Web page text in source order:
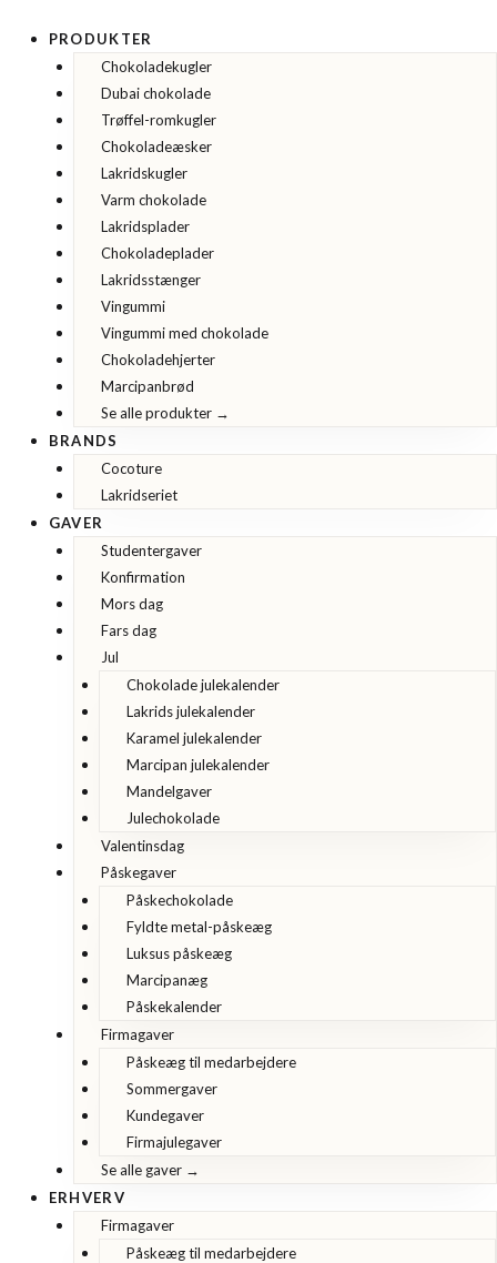
indholdet
PRODUKTER
Chokoladekugler
Dubai chokolade
Trøffel-romkugler
Chokoladeæsker
Lakridskugler
Varm chokolade
Lakridsplader
Chokoladeplader
Lakridsstænger
Vingummi
Vingummi med chokolade
Chokoladehjerter
Marcipanbrød
Se alle produkter →
BRANDS
Cocoture
Lakridseriet
GAVER
Studentergaver
Konfirmation
Mors dag
Fars dag
Jul
Chokolade julekalender
Lakrids julekalender
Karamel julekalender
Marcipan julekalender
Mandelgaver
Julechokolade
Valentinsdag
Påskegaver
Påskechokolade
Fyldte metal-påskeæg
Luksus påskeæg
Marcipanæg
Påskekalender
Firmagaver
Påskeæg til medarbejdere
Sommergaver
Kundegaver
Firmajulegaver
Se alle gaver →
ERHVERV
Firmagaver
Påskeæg til medarbejdere
grøn
Cocoture
hjerteæske
antal